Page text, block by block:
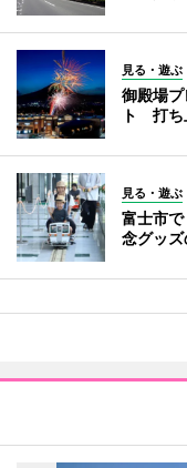
見る・遊ぶ
御殿場
ト 打ち
見る・遊ぶ
富士市
念グッ